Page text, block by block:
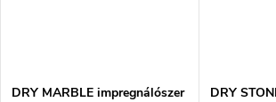
DRY MARBLE impregnálószer DRY